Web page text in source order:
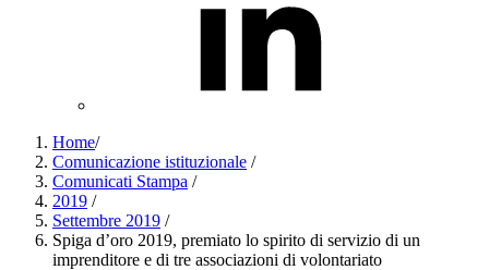
Home/
Comunicazione istituzionale /
Comunicati Stampa /
2019 /
Settembre 2019 /
Spiga d’oro 2019, premiato lo spirito di servizio di un
imprenditore e di tre associazioni di volontariato